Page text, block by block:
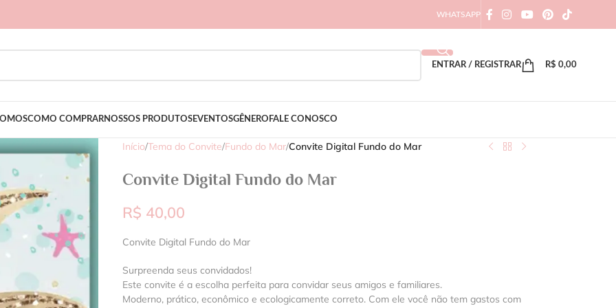
WHATSAPP
ENTRAR / REGISTRAR R$ 0,00
COMO COMPRARNOSSOS PRODUTOSEVENTOSGÊNERO FALE CONOSCO
Início/Tema do Convite/Fundo do Mar/Convite Digital Fundo do Mar
Convite Digital Fundo do Mar
R$ 40,00
Convite Digital Fundo do Mar
Surpreenda seus convidados!
Este convite é a escolha perfeita para convidar seus amigos e familiares.
Moderno, prático, econômico e ecologicamente correto. Com ele você não tem gastos com